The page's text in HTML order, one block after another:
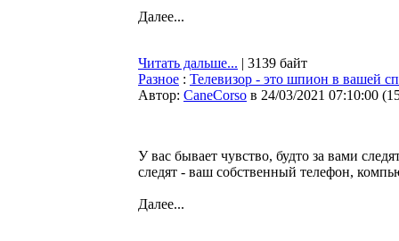
Далее...
Читать дальше... | 3139 байт
Разное : Телевизор - это шпион в вашей
Автор: CaneCorso в 24/03/2021 07:10:00 (
У вас бывает чувство, будто за вами
следят - ваш собственный телефон,
Далее...